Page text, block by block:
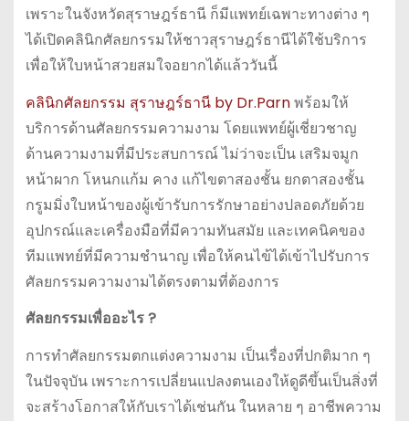
เพราะในจังหวัดสุราษฎร์ธานี ก็มีแพทย์เฉพาะทางต่าง ๆ
ได้เปิดคลินิกศัลยกรรมให้ชาวสุราษฎร์ธานีได้ใช้บริการ
เพื่อให้ใบหน้าสวยสมใจอยากได้แล้ววันนี้
คลินิกศัลยกรรม สุราษฎร์ธานี by Dr.Parnพร้อมให้
บริการด้านศัลยกรรมความงาม โดยแพทย์ผู้เชี่ยวชาญ
ด้านความงามที่มีประสบการณ์ ไม่ว่าจะเป็น เสริมจมูก
หน้าผาก โหนกแก้ม คาง แก้ไขตาสองชั้น ยกตาสองชั้น
กรูมมิ่งใบหน้าของผู้เข้ารับการรักษาอย่างปลอดภัยด้วย
อุปกรณ์และเครื่องมือที่มีความทันสมัย และเทคนิคของ
ทีมแพทย์ที่มีความชำนาญ เพื่อให้คนไข้ได้เข้าไปรับการ
ศัลยกรรมความงามได้ตรงตามที่ต้องการ
ศัลยกรรมเพื่ออะไร?
การทำศัลยกรรมตกแต่งความงาม เป็นเรื่องที่ปกติมาก ๆ
ในปัจจุบัน เพราะการเปลี่ยนแปลงตนเองให้ดูดีขึ้นเป็นสิ่งที่
จะสร้างโอกาสให้กับเราได้เช่นกัน ในหลาย ๆ อาชีพความ